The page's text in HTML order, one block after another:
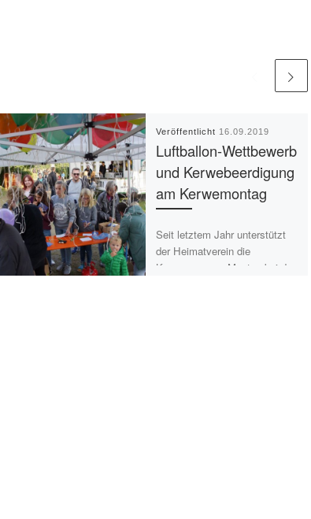
Veröffentlicht 16.09.2019
Luftballon-Wettbewerb
und Kerwebeerdigung
am Kerwemontag
Seit letztem Jahr unterstützt
der Heimatverein die
Kerwecrew am Montag bei der